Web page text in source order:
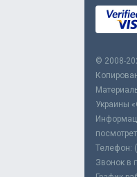
© 2008-
Украины
Телефон:
Звонок в